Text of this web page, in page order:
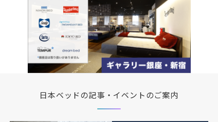
日本ベッドの記事・イベントのご案内